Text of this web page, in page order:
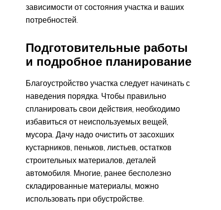
зависимости от состояния участка и ваших
потребностей.
Подготовительные работы
и подробное планирование
Благоустройство участка следует начинать с
наведения порядка. Чтобы правильно
спланировать свои действия, необходимо
избавиться от неиспользуемых вещей,
мусора. Дачу надо очистить от засохших
кустарников, пеньков, листьев, остатков
строительных материалов, деталей
автомобиля. Многие, ранее бесполезно
складированные материалы, можно
использовать при обустройстве.